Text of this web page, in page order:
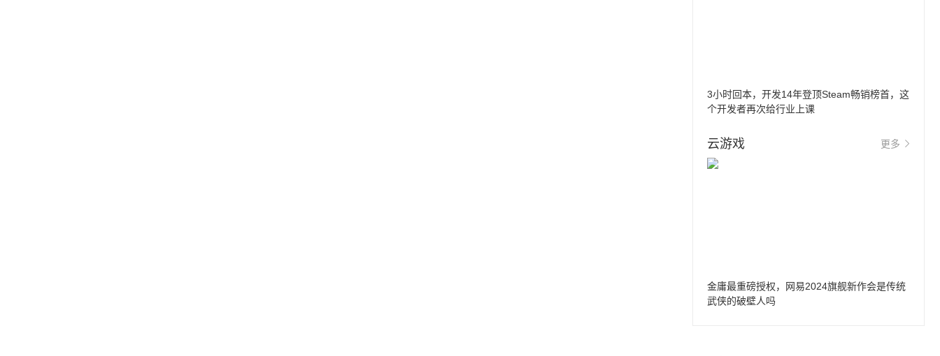
3小时回本，开发14年登顶Steam畅销榜首，这
个开发者再次给行业上课
云游戏 更多
金庸最重磅授权，网易2024旗舰新作会是传统
武侠的破壁人吗